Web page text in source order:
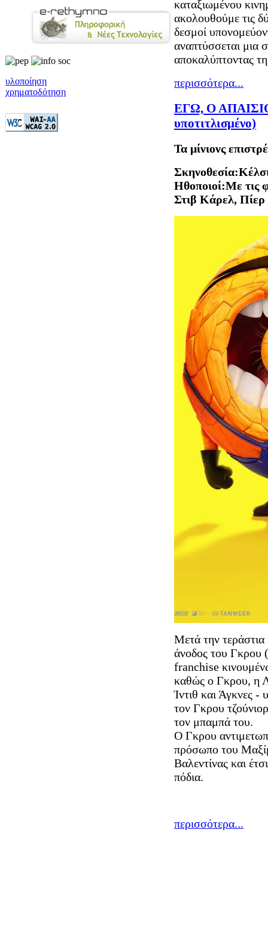
υλοποίηση
χρηματοδότηση
καταξιωμένου
ακολουθούμε τις
δεσμοί
αναπτύσσεται μια
αποκαλύπτοντας
περισσότερα...
ΕΓΩ, Ο
υποτιτλισμένο)
Τα μίνιονς
Ηθοποιοί:Με τις
Στιβ Κάρελ,
Μετά την
άνοδος του Γκρου
franchise
καθώς ο Γκρου, η
Ίντιθ και Άγκνες -
τον Γκρου
τον μπαμπά του.
Ο Γκρου
πρόσωπο του
Βαλεντίνας και
πόδια.
περισσότερα...